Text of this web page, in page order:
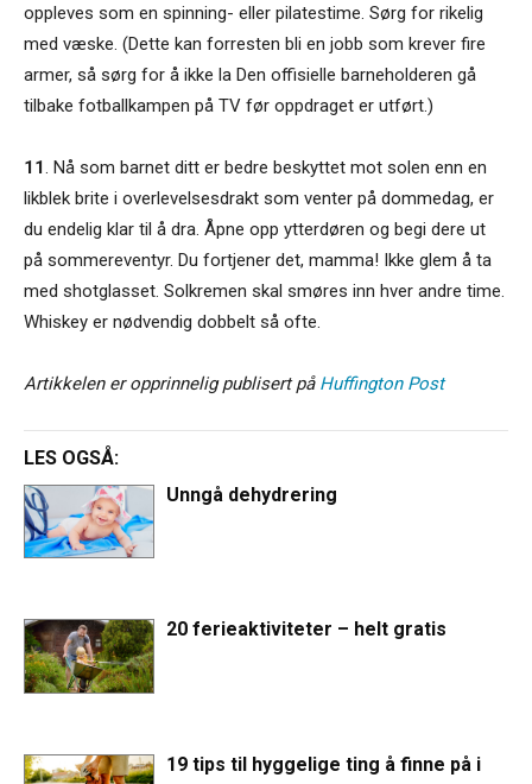
oppleves som en spinning- eller pilatestime. Sørg for rikelig
med væske. (Dette kan forresten bli en jobb som krever fire
armer, så sørg for å ikke la Den offisielle barneholderen gå
tilbake fotballkampen på TV før oppdraget er utført.)
11. Nå som barnet ditt er bedre beskyttet mot solen enn en
likblek brite i overlevelsesdrakt som venter på dommedag, er
du endelig klar til å dra. Åpne opp ytterdøren og begi dere ut
på sommereventyr. Du fortjener det, mamma! Ikke glem å ta
med shotglasset. Solkremen skal smøres inn hver andre time.
Whiskey er nødvendig dobbelt så ofte.
Artikkelen er opprinnelig publisert på Huffington Post
LES OGSÅ:
Unngå dehydrering
20 ferieaktiviteter – helt gratis
19 tips til hyggelige ting å finne på i